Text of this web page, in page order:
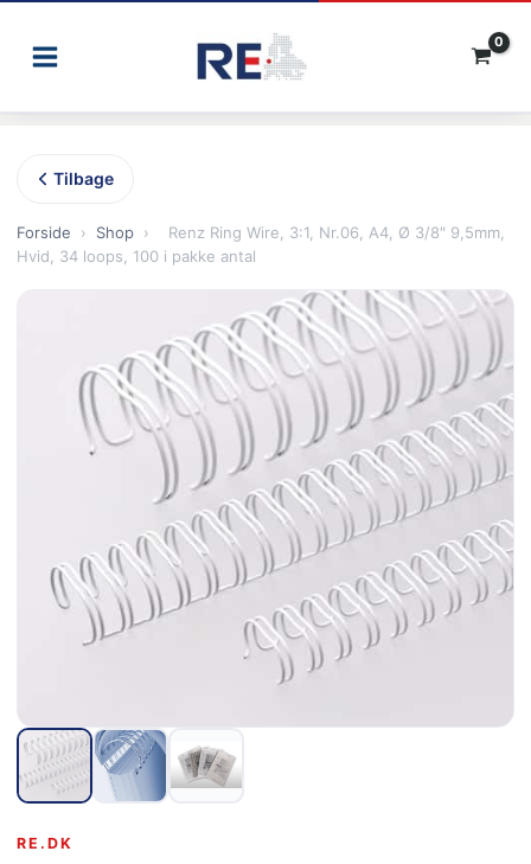
Tilbage
Forside › Shop ›
Renz Ring Wire, 3:1, Nr.06, A4, Ø 3/8″ 9,5mm,
Hvid, 34 loops, 100 i pakke antal
RE.DK